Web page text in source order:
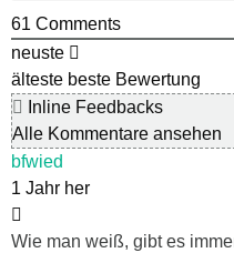
61 Comments
neuste
älteste beste Bewertung
Inline Feedbacks
Alle Kommentare ansehen
bfwied
1 Jahr her
Wie man weiß, gibt es